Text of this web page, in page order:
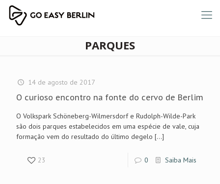
PARQUES
14 de agosto de 2017
O curioso encontro na fonte do cervo de Berlim
O Volkspark Schöneberg-Wilmersdorf e Rudolph-Wilde-Park
são dois parques estabelecidos em uma espécie de vale, cuja
formação vem do resultado do último degelo […]
23 0 Saiba Mais